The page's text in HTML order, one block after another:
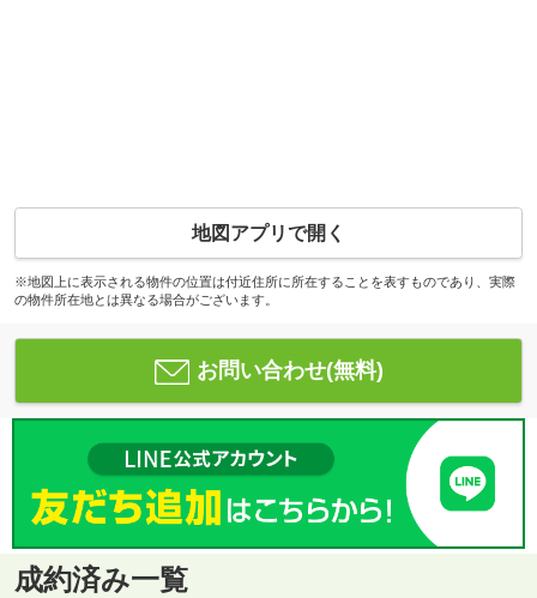
地図アプリで開く
※地図上に表示される物件の位置は付近住所に所在することを表すものであり、実際
の物件所在地とは異なる場合がございます。
お問い合わせ(無料)
成約済み一覧